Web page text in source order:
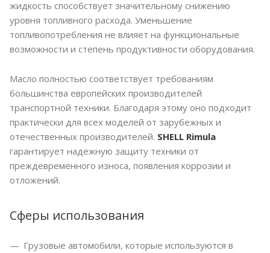
жидкость способствует значительному снижению
уровня топливного расхода. Уменьшение
топливопотребления не влияет на функциональные
возможности и степень продуктивности оборудования.
Масло полностью соответствует требованиям
большинства европейских производителей
транспортной техники. Благодаря этому оно подходит
практически для всех моделей от зарубежных и
отечественных производителей. SHELL Rimula
гарантирует надежную защиту техники от
преждевременного износа, появления коррозии и
отложений.
Сферы использования
Грузовые автомобили, которые используются в